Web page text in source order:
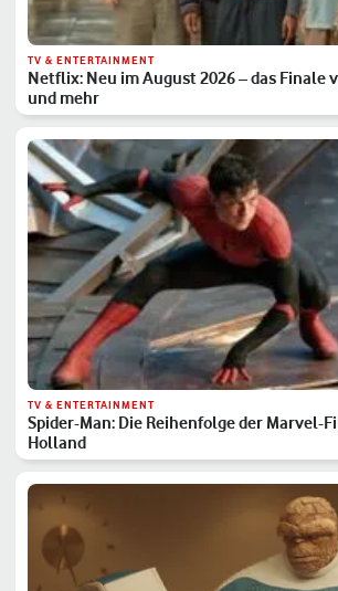
TV & ENTERTAINMENT
Netflix: Neu im August 2026 – das Finale
und mehr
TV & ENTERTAINMENT
Spider-Man: Die Reihenfolge der Marvel-
Holland